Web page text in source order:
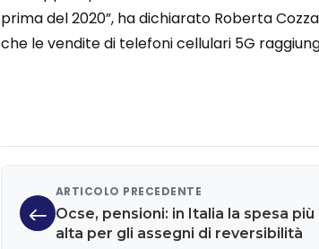
prima del 2020”, ha dichiarato Roberta
che le vendite di telefoni cellulari 5G
ARTICOLO PRECEDENTE
Ocse, pensioni: in Italia la spesa più
alta per gli assegni di reversibilità